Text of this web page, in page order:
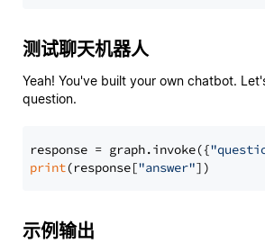
测试聊天机器人
Yeah! You've built your own chatbot.
question.
response = graph.invoke({
print(response["answer"
示例输出